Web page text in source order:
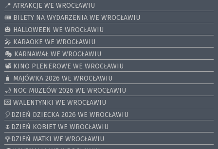
📍 ATRAKCJE WE WROCŁAWIU
🎟️ BILETY NA WYDARZENIA WE WROCŁAWIU
🎃 HALLOWEEN WE WROCŁAWIU
🎤 KARAOKE WE WROCŁAWIU
🎭 KARNAWAŁ WE WROCŁAWIU
📽️ KINO PLENEROWE WE WROCŁAWIU
🧳 MAJÓWKA 2026 WE WROCŁAWIU
🌙 NOC MUZEÓW 2026 WE WROCŁAWIU
💌 WALENTYNKI WE WROCŁAWIU
🎈DZIEŃ DZIECKA 2026 WE WROCŁAWIU
🌷DZIEŃ KOBIET WE WROCŁAWIU
🌹DZIEŃ MATKI WE WROCŁAWIU